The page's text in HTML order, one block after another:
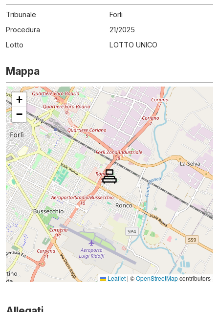
Tribunale
Forli
Procedura
21/2025
Lotto
LOTTO UNICO
Mappa
+
−
Leaflet | ©OpenStreetMapcontributors